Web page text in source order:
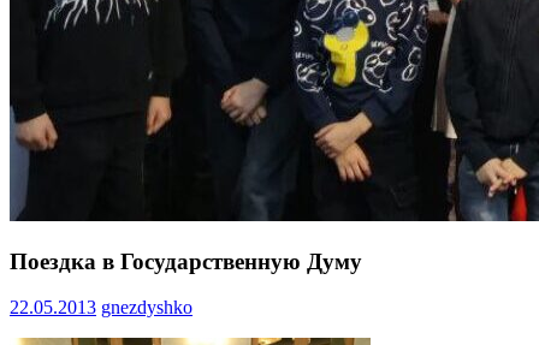
Поездка в Государственную Думу
22.05.2013 gnezdyshko